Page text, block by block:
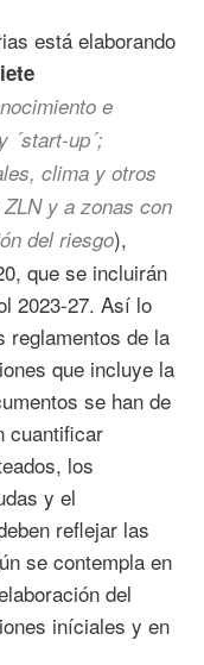
está elaborando
e
´start-up´;
clima y otros
y a zonas con
del riesgo),
que se incluirán
2023-27. Así lo
reglamentos de la
que incluye la
se han de
cuantificar
los
y el
reflejar las
se contempla en
del
iníciales y en